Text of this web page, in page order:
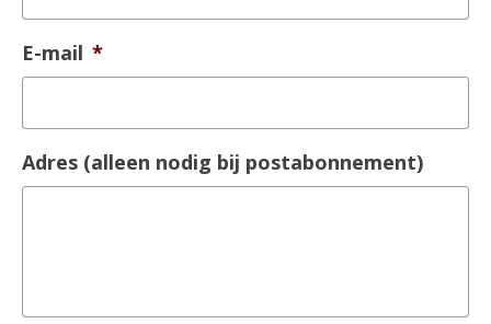
E-mail *
Adres (alleen nodig bij postabonnement)